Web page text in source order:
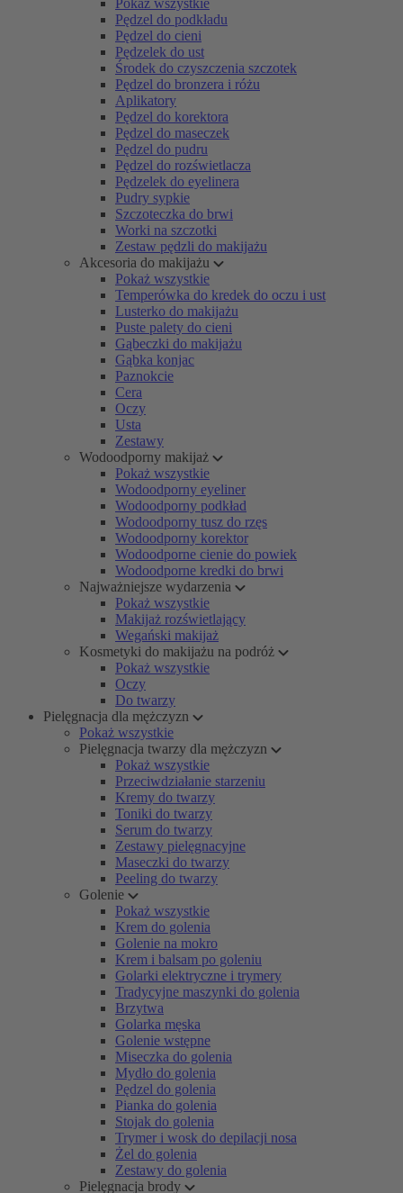
Pokaż wszystkie
Pędzel do podkładu
Pędzel do cieni
Pędzelek do ust
Środek do czyszczenia szczotek
Pędzel do bronzera i różu
Aplikatory
Pędzel do korektora
Pędzel do maseczek
Pędzel do pudru
Pędzel do rozświetlacza
Pędzelek do eyelinera
Pudry sypkie
Szczoteczka do brwi
Worki na szczotki
Zestaw pędzli do makijażu
Akcesoria do makijażu
Pokaż wszystkie
Temperówka do kredek do oczu i ust
Lusterko do makijażu
Puste palety do cieni
Gąbeczki do makijażu
Gąbka konjac
Paznokcie
Cera
Oczy
Usta
Zestawy
Wodoodporny makijaż
Pokaż wszystkie
Wodoodporny eyeliner
Wodoodporny podkład
Wodoodporny tusz do rzęs
Wodoodporny korektor
Wodoodporne cienie do powiek
Wodoodporne kredki do brwi
Najważniejsze wydarzenia
Pokaż wszystkie
Makijaż rozświetlający
Wegański makijaż
Kosmetyki do makijażu na podróż
Pokaż wszystkie
Oczy
Do twarzy
Pielęgnacja dla mężczyzn
Pokaż wszystkie
Pielęgnacja twarzy dla mężczyzn
Pokaż wszystkie
Przeciwdziałanie starzeniu
Kremy do twarzy
Toniki do twarzy
Serum do twarzy
Zestawy pielęgnacyjne
Maseczki do twarzy
Peeling do twarzy
Golenie
Pokaż wszystkie
Krem do golenia
Golenie na mokro
Krem i balsam po goleniu
Golarki elektryczne i trymery
Tradycyjne maszynki do golenia
Brzytwa
Golarka męska
Golenie wstępne
Miseczka do golenia
Mydło do golenia
Pędzel do golenia
Pianka do golenia
Stojak do golenia
Trymer i wosk do depilacji nosa
Żel do golenia
Zestawy do golenia
Pielęgnacja brody